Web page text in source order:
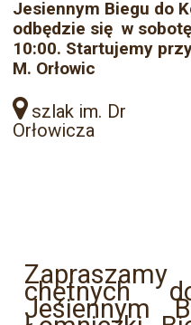
Jesiennym Biegu do
odbędzie się w
10:00. Startujemy
M. Orłowic
szlak im. Dr
Orłowicza
chętnych
Jesiennym